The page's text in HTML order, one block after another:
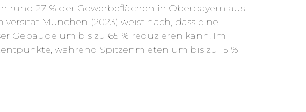
rund 27 % der Gewerbeflächen in Oberbayern aus
München (2023) weist nach, dass eine
Gebäude um bis zu 65 % reduzieren kann. Im
während Spitzenmieten um bis zu 15 %